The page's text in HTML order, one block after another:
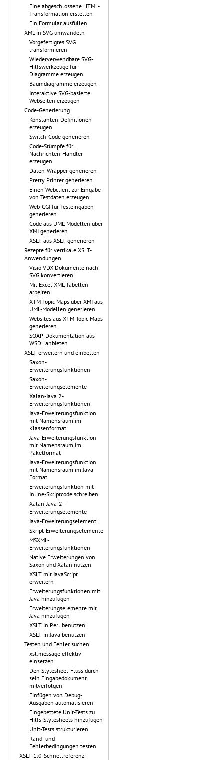
Eine abgeschlossene HTML-
Transformation erstellen
Ein Formular ausfüllen
XML in SVG umwandeln
Vorgefertigtes SVG
transformieren
Wiederverwendbare SVG-
Hilfswerkzeuge für
Diagramme erzeugen
Baumdiagramme erzeugen
Interaktive SVG-basierte
Webseiten erzeugen
Code-Generierung
Konstanten-Definitionen
erzeugen
Switch-Code generieren
Code-Stümpfe für
Nachrichten-Handler
erzeugen
Daten-Wrapper generieren
Pretty Printer generieren
Einen Webclient zur Eingabe
von Testdaten erzeugen
Web-CGI für Testeingaben
generieren
Code aus UML-Modellen über
XMI generieren
XSLT aus XSLT generieren
Rezepte für vertikale XSLT-
Anwendungen
Visio VDX-Dokumente nach
SVG konvertieren
Mit Excel-XML-Tabellen
arbeiten
XTM-Topic Maps über XMI aus
UML-Modellen generieren
Websites aus XTM-Topic Maps
generieren
SOAP-Dokumentation aus
WSDL anbieten
XSLT erweitern und einbetten
Saxon-
Erweiterungsfunktionen
Saxon-
Erweiterungselemente
Xalan-Java 2-
Erweiterungsfunktionen
Java-Erweiterungsfunktion
mit Namensraum im
Klassenformat
Java-Erweiterungsfunktion
mit Namensraum im
Paketformat
Java-Erweiterungsfunktion
mit Namensraum im Java-
Format
Erweiterungsfunktion mit
Inline-Skriptcode schreiben
Xalan-Java-2-
Erweiterungselemente
Java-Erweiterungselement
Skript-Erweiterungselemente
MSXML-
Erweiterungsfunktionen
Native Erweiterungen von
Saxon und Xalan nutzen
XSLT mit JavaScript
erweitern
Erweiterungsfunktionen mit
Java hinzufügen
Erweiterungselemente mit
Java hinzufügen
XSLT in Perl benutzen
XSLT in Java benutzen
Testen und Fehler suchen
xsl:message effektiv
einsetzen
Den Stylesheet-Fluss durch
sein Eingabedokument
mitverfolgen
Einfügen von Debug-
Ausgaben automatisieren
Eingebettete Unit-Tests zu
Hilfs-Stylesheets hinzufügen
Unit-Tests strukturieren
Rand- und
Fehlerbedingungen testen
XSLT 1.0-Schnellreferenz